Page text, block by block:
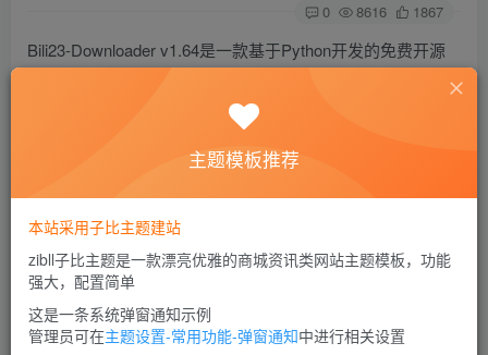
0 8616 1867
Bili23-Downloader v1.64是一款基于Python开发的免费开源
Res无损音质及弹幕字幕提取，兼容Windows/macOS/Linux
系统。本文详解其核心功能、安全特性与使用技巧，助你快
主题模板推荐
本站采用子比主题建站
zibll子比主题是一款漂亮优雅的商城资讯类网站主题模板，功能
强大，配置简单
这是一条系统弹窗通知示例
管理员可在主题设置-常用功能-弹窗通知中进行相关设置